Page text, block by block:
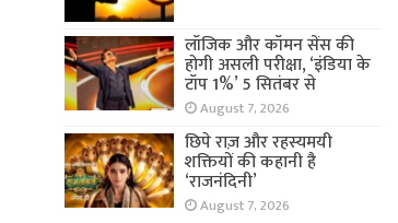
लॉजिक और कॉमन सेंस की
होगी असली परीक्षा, ‘इंडिया के
टॉप 1%’ 5 सितंबर से
August 7, 2026
छिपे राज़ और रहस्यमयी
शक्तियों की कहानी है
‘राजनंदिनी’
August 7, 2026